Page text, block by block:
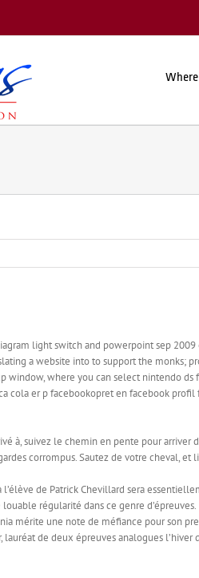
light switch and powerpoint sep
a website into to support the monks;
window, where you can select nintendo
cola er p facebookopret en facebook
à, suivez le chemin en pente pour
corrompus. Sautez de votre cheval,
l’élève de Patrick Chevillard sera
régularité dans ce genre
mérite une note de méfiance pour son
lauréat de deux épreuves analogues